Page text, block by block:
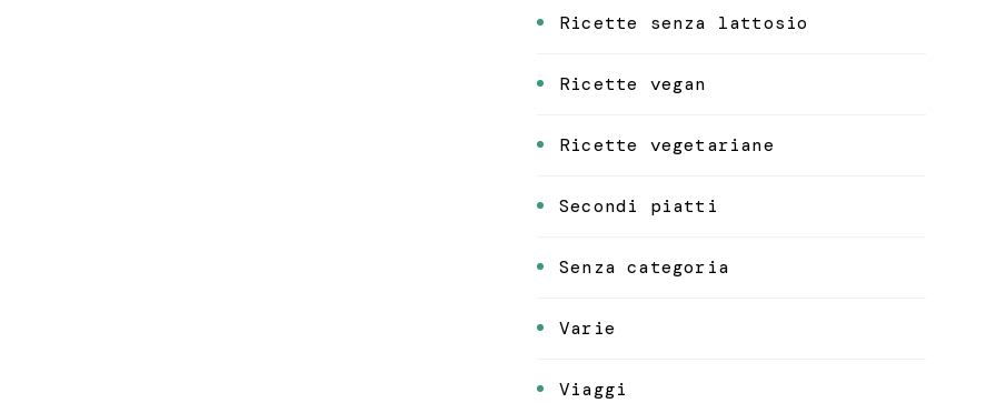
Ricette senza lattosio
Ricette vegan
Ricette vegetariane
Secondi piatti
Senza categoria
Varie
Viaggi